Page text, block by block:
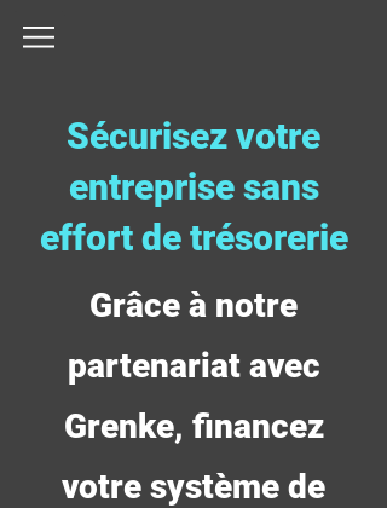
Sécurisez votre
entreprise sans
effort de trésorerie
Grâce à notre
partenariat avec
Grenke, financez
votre système de